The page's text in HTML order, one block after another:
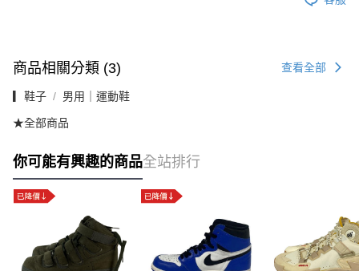
商品相關分類 (3) 查看全部
▎鞋子 男用｜運動鞋
★全部商品
你可能有興趣的商品全站排行